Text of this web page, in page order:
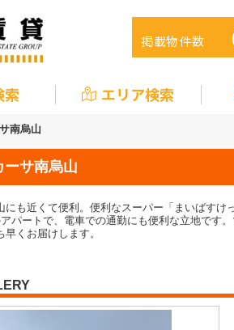
掲載物件数
索 エリア検索
南烏山
ーサ南烏山
にも近くて便利。便利なスーパー「まいばす
パートで、電車での通勤にも便利な立地です
くお届けします。